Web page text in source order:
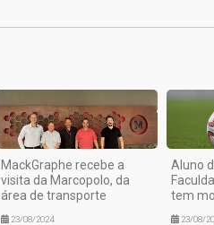
MackGraphe recebe a
visita da Marcopolo, da
área de transporte
23/08/2024
Aluno
tem
23/08/